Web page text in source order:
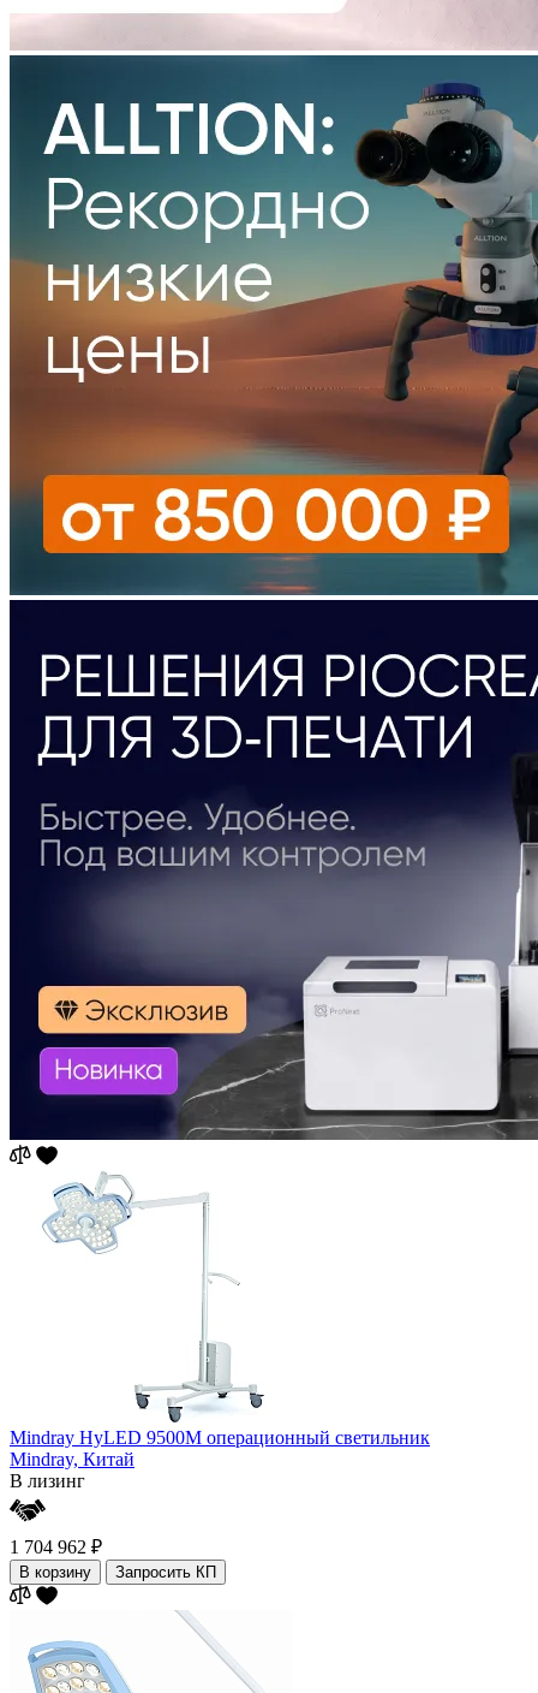
Mindray HyLED 9500М операционный светильник
Mindray, Китай
В лизинг
1 704 962 ₽
В корзину Запросить КП